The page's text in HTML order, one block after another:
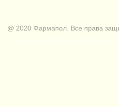
@ 2020 Фармапол. Все права